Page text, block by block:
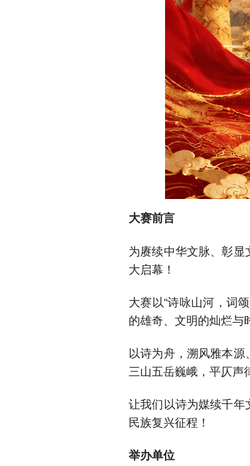
大赛前言
为赓续中华文脉、彰显
大启幕！
大赛以“诗咏山河，词
的雄奇、文明的灿烂与
以诗为舟，溯风雅本
三山五岳巍峨，平仄声
让我们以诗为媒续千年
民族复兴征程！
举办单位